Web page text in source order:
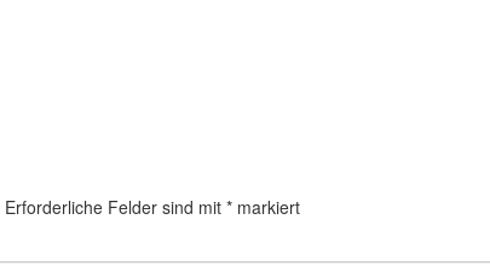
Erforderliche Felder sind mit * markiert